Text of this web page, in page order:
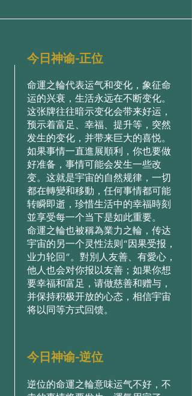
今日神谕-正位
命運之輪代表运气和变化，象征命
运的兴衰，生活永远在不断变化。
这张牌往往暗示变化会带来好运，
预示着富足、幸福、提升等，突然
发生的变化，并带来巨大的喜悦。
如果事情一直進展順利，你也要做
好准备，事情可能会发生一些改
变。这就是宇宙的自然规律，一切
都在轉變和移動，任何事情都可能
转瞬即逝，珍惜生活中的幸福時刻
並享受每一个当下是如此重要。
命運之輪也被稱為業力之輪，传达
宇宙的另一个灵性法则“因果受报，
业力轮回”。對別人友善、有愛心，
他人也会对你报以友善；如果你想
要幸福和富足，请做慈善和赠与，
并保持积极开放的心态，相信宇宙
将以同等方式回馈。
今日神谕-逆位
逆位的命運之輪意味运气不好，不